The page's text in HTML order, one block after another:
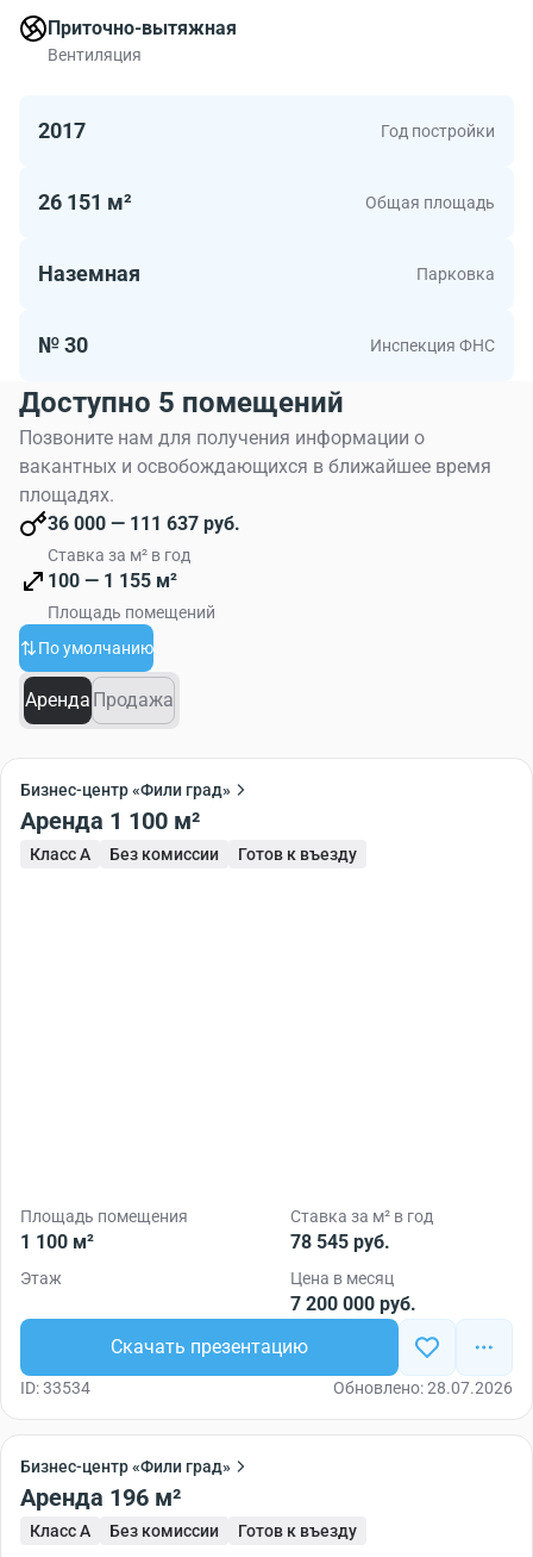
Приточно-вытяжная
Вентиляция
2017 Год постройки
26 151 м² Общая площадь
Наземная Парковка
№ 30 Инспекция ФНС
Доступно 5 помещений
Позвоните нам для получения информации о
вакантных и освобождающихся в ближайшее время
площадях.
36 000 — 111 637 руб.
Ставка за м² в год
100 — 1 155 м²
Площадь помещений
По умолчанию
Аренда Продажа
Бизнес-центр «Фили град»
Аренда 1 100 м²
Класс A Без комиссии Готов к въезду
Площадь помещения
1 100 м²
Ставка за м² в год
78 545 руб.
Этаж Цена в месяц
7 200 000 руб.
Скачать презентацию
ID: 33534 Обновлено: 28.07.2026
Бизнес-центр «Фили град»
Аренда 196 м²
Класс A Без комиссии Готов к въезду